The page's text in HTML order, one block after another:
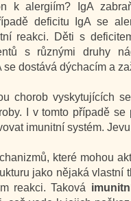
k alergiím? IgA
deficitu IgA se
reakci. Děti s
s různými druhy
se dostává dýchacím a
chorob vyskytujících
I v tomto případě
imunitní systém.
které mohou
jako nějaká vlastní
reakci. Taková